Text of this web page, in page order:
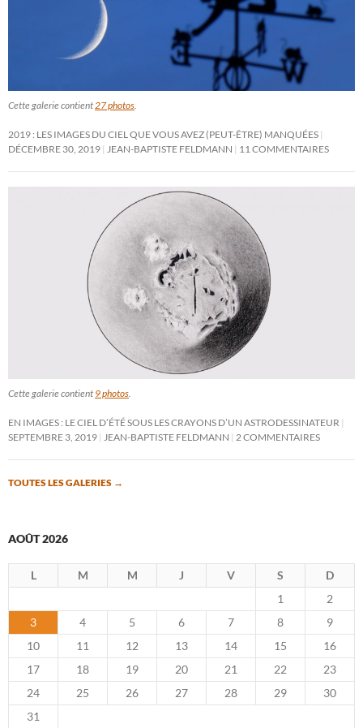
Cette galerie contient 27 photos
2019 : LES IMAGES DU CIEL QUE VOUS AVEZ (PEUT-ÊTRE) MANQUÉES
DÉCEMBRE 30, 2019
JEAN-BAPTISTE FELDMANN 11 COMMENTAIRES
Cette galerie contient 9 photos
EN IMAGES : LE CIEL D’ÉTÉ SOUS LES CRAYONS D’UN ASTRODESSINATEUR
SEPTEMBRE 3, 2019
JEAN-BAPTISTE FELDMANN 2 COMMENTAIRES
TOUTES LES GALERIES →
AOÛT 2026
L M M J V S
D
1
2
3
4 5 6 7 8
9
10
11 12 13 14 15
16
17
18 19 20 21 22
23
24
25 26 27 28 29
30
31